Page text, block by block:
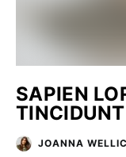
SAPIEN
TINCIDUNT
JOANNA